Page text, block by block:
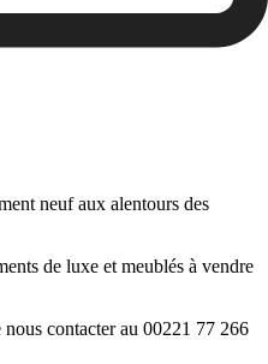
neuf aux alentours des
de luxe et meublés à vendre
contacter au 00221 77 266